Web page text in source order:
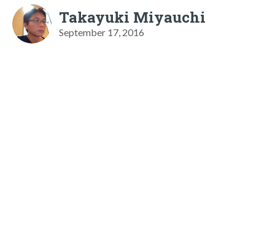
Takayuki Miyauchi
September 17, 2016